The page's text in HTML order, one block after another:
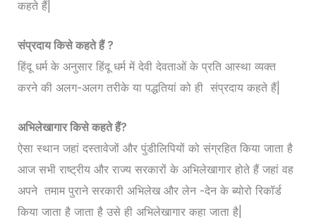
कहते हैं|
संप्रदाय किसे कहते हैं ?
हिंदू धर्म के अनुसार हिंदू धर्म में देवी देवताओं के प्रति आस्था व्यक्त
करने की अलग-अलग तरीके या पद्धतियां को ही संप्रदाय कहते हैं|
अभिलेखागार किसे कहते हैं?
ऐसा स्थान जहां दस्तावेजों और पुंडीलिपियों को संग्रहित किया जाता है
आज सभी राष्ट्रीय और राज्य सरकारों के अभिलेखागार होते हैं जहां वह
अपने तमाम पुराने सरकारी अभिलेख और लेन -देन के ब्योरो रिकॉर्ड
किया जाता है जाता है उसे ही अभिलेखागार कहा जाता है|